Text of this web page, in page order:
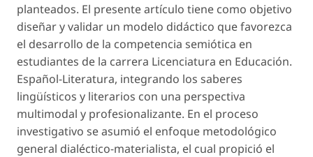
planteados. El presente artículo tiene como objetivo
diseñar y validar un modelo didáctico que favorezca
el desarrollo de la competencia semiótica en
estudiantes de la carrera Licenciatura en Educación.
Español-Literatura, integrando los saberes
lingüísticos y literarios con una perspectiva
multimodal y profesionalizante. En el proceso
investigativo se asumió el enfoque metodológico
general dialéctico-materialista, el cual propició el